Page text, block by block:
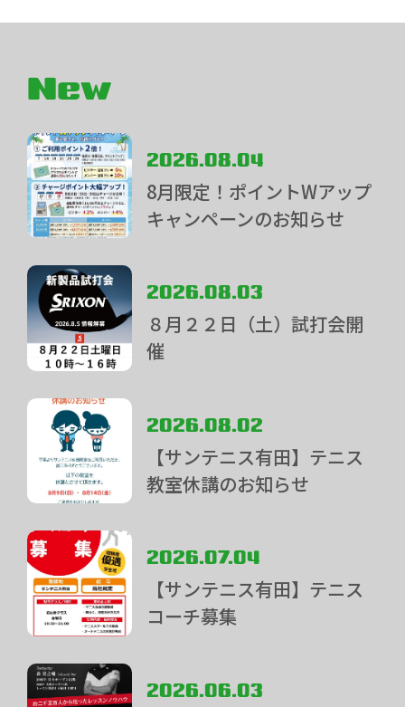
New
2026.08.04
8月限定！ポイントWアップ
キャンペーンのお知らせ
2026.08.03
８月２２日（土）試打会開
催
2026.08.02
【サンテニス有田】テニス
教室休講のお知らせ
2026.07.04
【サンテニス有田】テニス
コーチ募集
2026.06.03